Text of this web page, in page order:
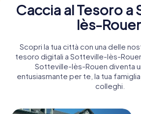
Caccia al Tesoro
lès-
Scopri la tua città con una delle
tesoro digitali a Sotteville-lès-
Sotteville-lès-Rouen diventa
entusiasmante per te, la tua
colleghi.